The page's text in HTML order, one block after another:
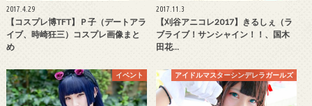
2017.4.29
【コスプレ博TFT】Ｐ子（デートアラ
イブ、時崎狂三）コスプレ画像まと
め
2017.11.3
【刈谷アニコレ2017】きるしぇ（ラ
ブライブ！サンシャイン！！、国木
田花…
イベント アイドルマスターシンデレラガールズ